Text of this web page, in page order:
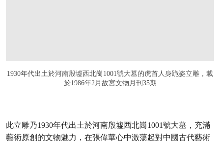
1930年代出土於河南殷墟西北崗1001號大墓的虎首人身跪姿立雕，載
於1986年2月故宮文物月刊35期
此立雕乃1930年代出土於河南殷墟西北崗1001號大墓，充滿
藝術原創的文物魅力，在張偉華心中激蕩起對中國古代藝術